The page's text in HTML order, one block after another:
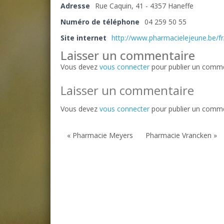
Adresse
Rue Caquin, 41 - 4357 Haneffe
Numéro de téléphone 04 259 50 55
Site internet http://www.pharmacielejeune.be/
Laisser un commentaire
Vous devez vous connecter pour publier un
Laisser un commentaire
Vous devez vous connecter pour publier un
« Pharmacie Meyers Pharmacie Vrancken »